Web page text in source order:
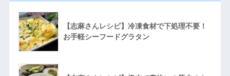
【志麻さんレシピ】冷凍食材で下処理不要！
お手軽シーフードグラタン